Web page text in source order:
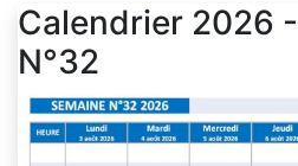
Calendrier 2026
N°32